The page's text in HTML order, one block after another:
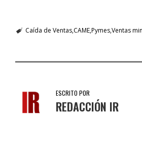
Caída de VentasCAMEPymesVentas
ESCRITO POR
REDACCIÓN IR